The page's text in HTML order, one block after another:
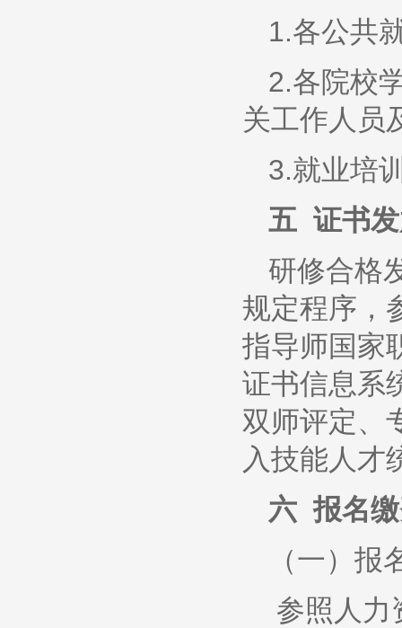
1.各公共
2.各院校
关工作人员
3.就业培
五 证书
研修合格
规定程序，
指导师国家
证书信息系
双师评定、
入技能人才
六 报名
（一）报
参照人力